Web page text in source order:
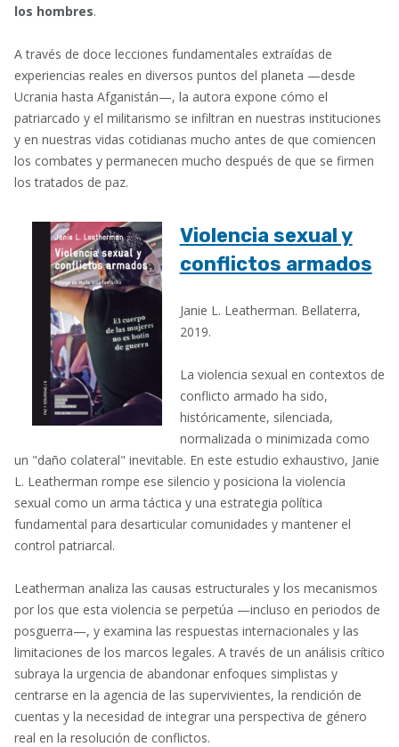
los hombres.
A través de doce lecciones fundamentales extraídas de
experiencias reales en diversos puntos del planeta —desde
Ucrania hasta Afganistán—, la autora expone cómo el
patriarcado y el militarismo se infiltran en nuestras instituciones
y en nuestras vidas cotidianas mucho antes de que comiencen
los combates y permanecen mucho después de que se firmen
los tratados de paz.
Violencia sexual y
conflictos armados
Janie L. Leatherman. Bellaterra,
2019.
La violencia sexual en contextos de
conflicto armado ha sido,
históricamente, silenciada,
normalizada o minimizada como
un "daño colateral" inevitable. En este estudio exhaustivo, Janie
L. Leatherman rompe ese silencio y posiciona la violencia
sexual como un arma táctica y una estrategia política
fundamental para desarticular comunidades y mantener el
control patriarcal.
Leatherman analiza las causas estructurales y los mecanismos
por los que esta violencia se perpetúa —incluso en periodos de
posguerra—, y examina las respuestas internacionales y las
limitaciones de los marcos legales. A través de un análisis crítico
subraya la urgencia de abandonar enfoques simplistas y
centrarse en la agencia de las supervivientes, la rendición de
cuentas y la necesidad de integrar una perspectiva de género
real en la resolución de conflictos.